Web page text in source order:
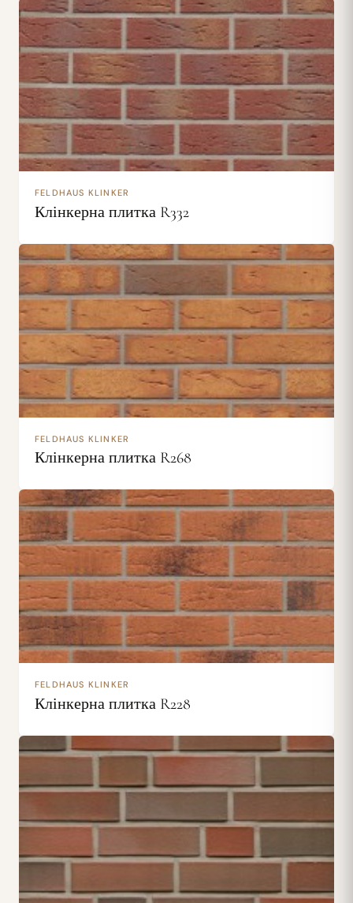
FELDHAUS KLINKER
Клінкерна плитка R332
FELDHAUS KLINKER
Клінкерна плитка R268
FELDHAUS KLINKER
Клінкерна плитка R228